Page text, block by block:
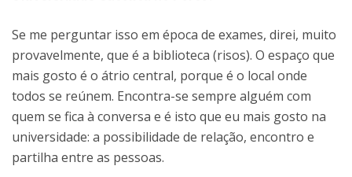
Se me perguntar isso em época de exames, direi, muito
provavelmente, que é a biblioteca (risos). O espaço que
mais gosto é o átrio central, porque é o local onde
todos se reúnem. Encontra-se sempre alguém com
quem se fica à conversa e é isto que eu mais gosto na
universidade: a possibilidade de relação, encontro e
partilha entre as pessoas.